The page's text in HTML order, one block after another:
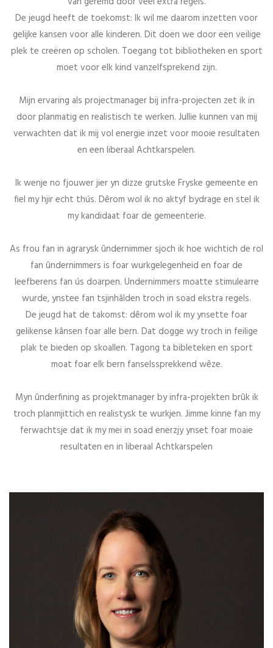
De jeugd heeft de toekomst: Ik wil me daarom inzetten voor
gelijke kansen voor alle kinderen. Dit doen we door een veilige
plek te creëren op scholen. Toegang tot bibliotheken en sport
moet voor elk kind vanzelfsprekend zijn.
Mijn ervaring als projectmanager bij infra-projecten zet ik in
door planmatig en realistisch te werken. Jullie kunnen van mij
verwachten dat ik mij vol energie inzet voor mooie resultaten
en een liberaal Achtkarspelen.
Ik wenje no fjouwer jier yn dizze grutske Fryske gemeente en
fiel my hjir echt thús. Dêrom wol ik no aktyf bydrage en stel ik
my kandidaat foar de gemeenterie.
As frou fan in agrarysk ûndernimmer sjoch ik hoe wichtich de rol
fan ûndernimmers is foar wurkgelegenheid en foar de
leefberens fan ús doarpen. Undernimmers moatte stimulearre
wurde, ynstee fan tsjinhâlden troch in soad ekstra regels.
De jeugd hat de takomst: dêrom wol ik my ynsette foar
gelikense kânsen foar alle bern. Dat dogge wy troch in feilige
plak te bieden op skoallen. Tagong ta bibleteken en sport
moat foar elk bern fanselssprekkend wêze.
Myn ûnderfining as projektmanager by infra-projekten brûk ik
troch planmjittich en realistysk te wurkjen. Jimme kinne fan my
ferwachtsje dat ik my mei in soad enerzjy ynset foar moaie
resultaten en in liberaal Achtkarspelen